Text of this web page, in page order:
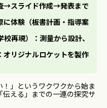
→スライド作成→発表まで
に体験（板書計画・指導案
再現）：測量から設計、
オリジナルロケットを製作
」というワクワクから始ま
える」までの一連の探究サ